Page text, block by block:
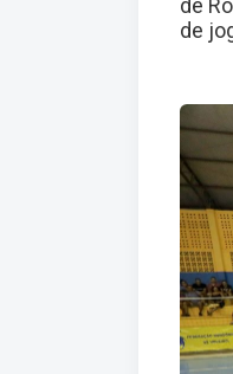
de